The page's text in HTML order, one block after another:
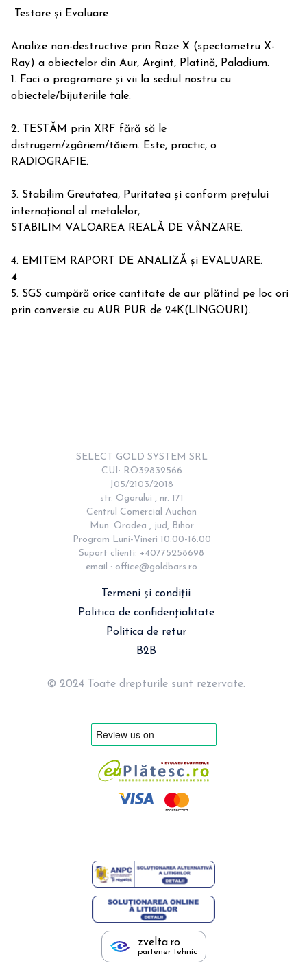
Testare și Evaluare
Analize non-destructive prin Raze X (spectometru X-
Ray) a obiectelor din Aur, Argint, Platină, Paladium.
1. Faci o programare și vii la sediul nostru cu
obiectele/bijuteriile tale.
2. TESTĂM prin XRF fără să le
distrugem/zgâriem/tăiem. Este, practic, o
RADIOGRAFIE.
3. Stabilim Greutatea, Puritatea și conform prețului
internațional al metalelor,
STABILIM VALOAREA REALĂ DE VÂNZARE.
4. EMITEM RAPORT DE ANALIZĂ și EVALUARE.
4
5. SGS cumpără orice cantitate de aur plătind pe loc ori
prin conversie cu AUR PUR de 24K(LINGOURI).
SELECT GOLD SYSTEM SRL
CUI: RO39832566
J05/2103/2018
str. Ogorului , nr. 171
Centrul Comercial Auchan
Mun. Oradea , jud, Bihor
Program Luni-Vineri 10:00-16:00
Suport clienti: +40775258698
email : office@goldbars.ro
Termeni și condiții
Politica de confidențialitate
Politica de retur
B2B
© 2024 Toate drepturile sunt rezervate.
zvelta.ro
partener tehnic